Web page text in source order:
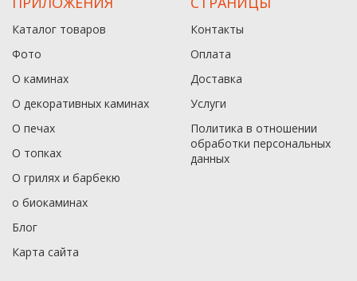
Каталог товаров
Фото
О каминах
О декоративных каминах
О печах
О топках
О грилях и барбекю
о биокаминах
Блог
Карта сайта
Контакты
Оплата
Доставка
Услуги
Политика в отношении
обработки персональных
данныx